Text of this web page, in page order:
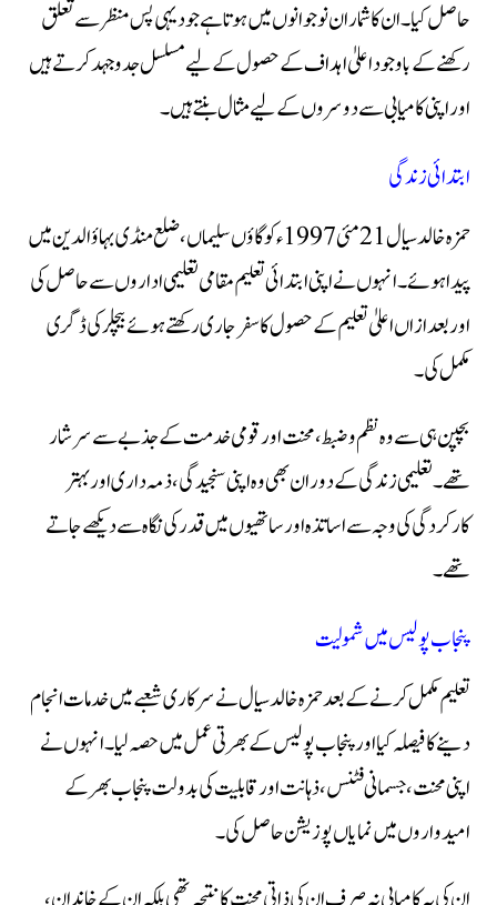
حاصل کیا۔ ان کا شمار ان نوجوانوں میں ہوتا ہے جو دیہی پس منظر سے تعلق
رکھنے کے باوجود اعلیٰ اہداف کے حصول کے لیے مسلسل جدوجہد کرتے ہیں
اور اپنی کامیابی سے دوسروں کے لیے مثال بنتے ہیں۔
ابتدائی زندگی
حمزہ خالد سیال 21 مئی 1997ء کو گاؤں سلیماں، ضلع منڈی بہاؤالدین میں
پیدا ہوئے۔ انہوں نے اپنی ابتدائی تعلیم مقامی تعلیمی اداروں سے حاصل کی
اور بعد ازاں اعلیٰ تعلیم کے حصول کا سفر جاری رکھتے ہوئے بیچلر کی ڈگری
مکمل کی۔
بچپن ہی سے وہ نظم و ضبط، محنت اور قومی خدمت کے جذبے سے سرشار
تھے۔ تعلیمی زندگی کے دوران بھی وہ اپنی سنجیدگی، ذمہ داری اور بہتر
کارکردگی کی وجہ سے اساتذہ اور ساتھیوں میں قدر کی نگاہ سے دیکھے جاتے
تھے۔
پنجاب پولیس میں شمولیت
تعلیم مکمل کرنے کے بعد حمزہ خالد سیال نے سرکاری شعبے میں خدمات انجام
دینے کا فیصلہ کیا اور پنجاب پولیس کے بھرتی عمل میں حصہ لیا۔ انہوں نے
اپنی محنت، جسمانی فٹنس، ذہانت اور قابلیت کی بدولت پنجاب بھر کے
امیدواروں میں نمایاں پوزیشن حاصل کی۔